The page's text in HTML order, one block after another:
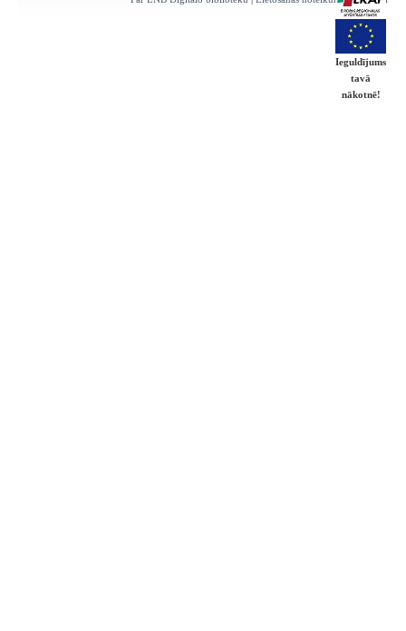
Ieguldījums
tavā
nākotnē!